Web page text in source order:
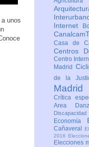
unos
Internet
Casa de
Centros
Centro
Madrid
de la
Madrid
Crítica
Area
Economía
Cañaveral
2016
Elecciones